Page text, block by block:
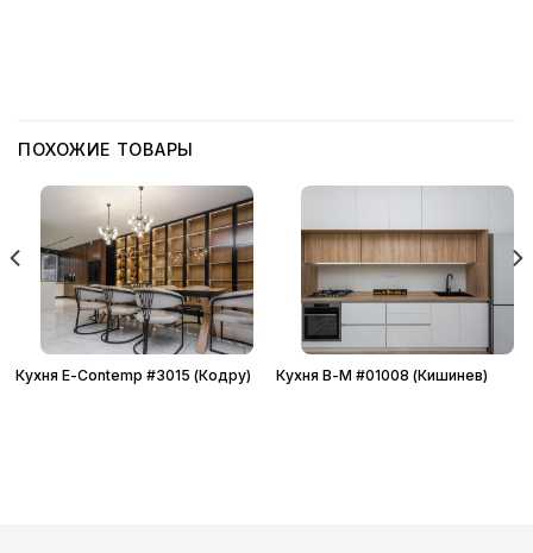
ПОХОЖИЕ ТОВАРЫ
Кухня E-Contemp #3015 (Кодру) Кухня B-M #01008 (Кишинев)